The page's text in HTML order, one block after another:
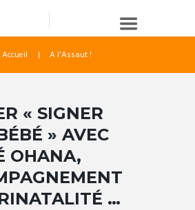
Accueil A l'Assaut !
« SIGNER
» AVEC
OHANA,
…